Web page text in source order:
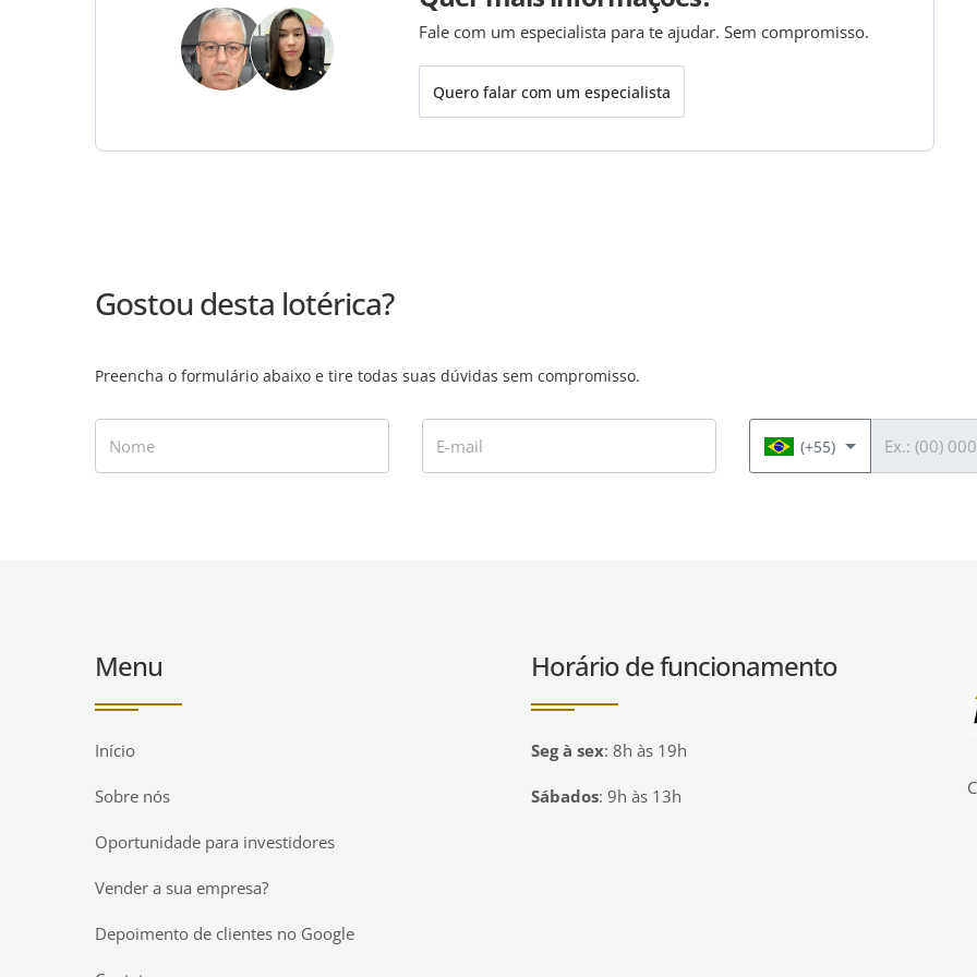
Fale com um especialista para te ajudar. Sem compromisso.
Quero falar com um especialista
Gostou desta lotérica?
Preencha o formulário abaixo e tire todas suas dúvidas sem compromisso.
(+55)
Menu
Início
Sobre nós
Oportunidade para investidores
Vender a sua empresa?
Depoimento de clientes no Google
Horário de funcionamento
Seg à sex: 8h às 19h
Sábados: 9h às 13h